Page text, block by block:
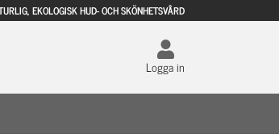
EKOLOGISK HUD- OCH SKÖNHETSVÅRD
Logga in